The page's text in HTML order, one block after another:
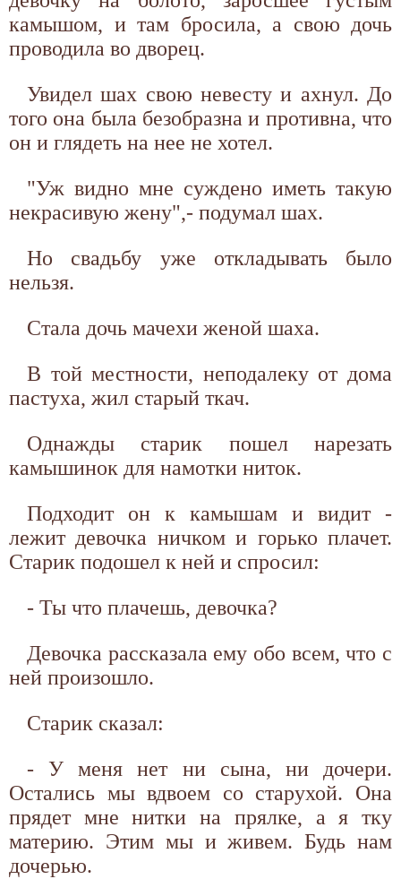
камышом, и там бросила, а свою дочь
проводила во дворец.
Увидел шах свою невесту и ахнул. До
того она была безобразна и противна, что
он и глядеть на нее не хотел.
"Уж видно мне суждено иметь такую
некрасивую жену",- подумал шах.
Но свадьбу уже откладывать было
нельзя.
Стала дочь мачехи женой шаха.
В той местности, неподалеку от дома
пастуха, жил старый ткач.
Однажды старик пошел нарезать
камышинок для намотки ниток.
Подходит он к камышам и видит -
лежит девочка ничком и горько плачет.
Старик подошел к ней и спросил:
- Ты что плачешь, девочка?
Девочка рассказала ему обо всем, что с
ней произошло.
Старик сказал:
- У меня нет ни сына, ни дочери.
Остались мы вдвоем со старухой. Она
прядет мне нитки на прялке, а я тку
материю. Этим мы и живем. Будь нам
дочерью.